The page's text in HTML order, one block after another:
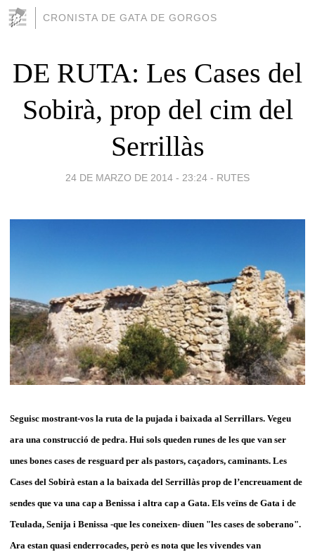
CRONISTA DE GATA DE GORGOS
DE RUTA: Les Cases del
Sobirà, prop del cim del
Serrillàs
24 DE MARZO DE 2014 - 23:24 - RUTES
Seguisc mostrant-vos la ruta de la pujada i baixada al Serrillars. Vegeu
ara una construcció de pedra. Hui sols queden runes de les que van ser
unes bones cases de resguard per als pastors, caçadors, caminants. Les
Cases del Sobirà estan a la baixada del Serrillàs prop de l’encreuament de
sendes que va una cap a Benissa i altra cap a Gata. Els veïns de Gata i de
Teulada, Senija i Benissa -que les coneixen- diuen "les cases de soberano".
Ara estan quasi enderrocades, però es nota que les vivendes van